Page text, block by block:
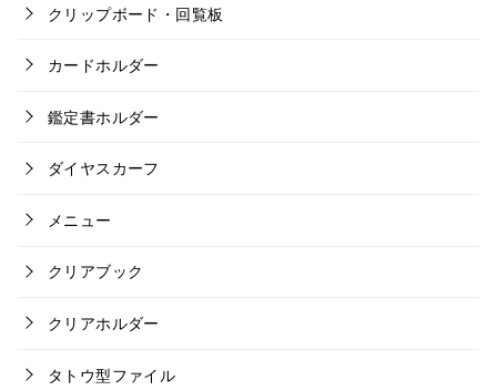
クリップボード・回覧板
カードホルダー
鑑定書ホルダー
ダイヤスカーフ
メニュー
クリアブック
クリアホルダー
タトウ型ファイル